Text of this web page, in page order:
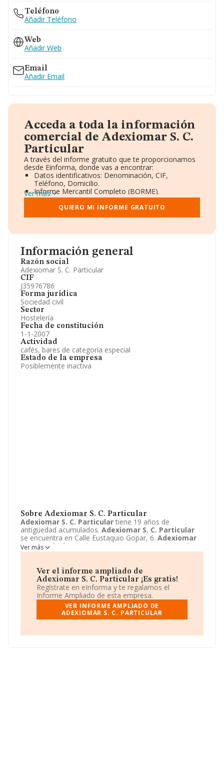
Información general
Razón social
Adexiomar S. C. Particular
CIF
J35976786
Forma jurídica
Sociedad civil
Sector
Hostelería
Fecha de constitución
1-1-2007
Actividad
cafés, bares de categoría especial
Estado de la empresa
Posiblemente inactiva
Sobre Adexiomar S. C. Particular
Adexiomar S. C. Particular tiene 19 años de
antigüedad acumulados. Adexiomar S. C. Particular
se encuentra en Calle Eustaquio Gopar, 6. Adexiomar
S. C. Particular
está registrada como Sociedad civil.
Ver más
Ver el informe ampliado de
Adexiomar S. C. Particular ¡Es gratis!
Regístrate en eInforma y te regalamos el
Informe Ampliado de esta empresa.
VER INFORME AMPLIADO DE
ADEXIOMAR S. C. PARTICULAR
Teléfono
Añadir Teléfono
Web
Añadir Web
Email
Añadir Email
Acceda a toda la información
comercial de Adexiomar S. C.
Particular
A través del informe gratuito que te proporcionamos
desde Einforma, donde vas a encontrar:
Datos identificativos: Denominación, CIF,
Teléfono, Domicilio.
Informe Mercantil Completo (BORME).
Gráficos de Evolución Ventas y Empleados.
Consejo de Administración y Administradores.
Directivos y Ejecutivos.
Información oficial y registral complementaria.
Ver más
QUIERO MI INFORME GRATUITO